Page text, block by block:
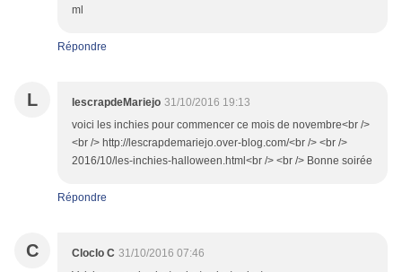
ml
Répondre
L lescrapdeMariejo 31/10/2016 19:13
voici les inchies pour commencer ce mois de novembre<br />
<br /> http://lescrapdemariejo.over-blog.com/<br /> <br />
2016/10/les-inchies-halloween.html<br /> <br /> Bonne soirée
Répondre
C Cloclo C 31/10/2016 07:46